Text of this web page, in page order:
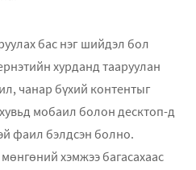
бас нэг шийдэл бол
хурданд тааруулан
чанар бүхий контентыг
мобаил болон десктоп-д
фаил бэлдсэн болно.
хэмжээ багасахаас